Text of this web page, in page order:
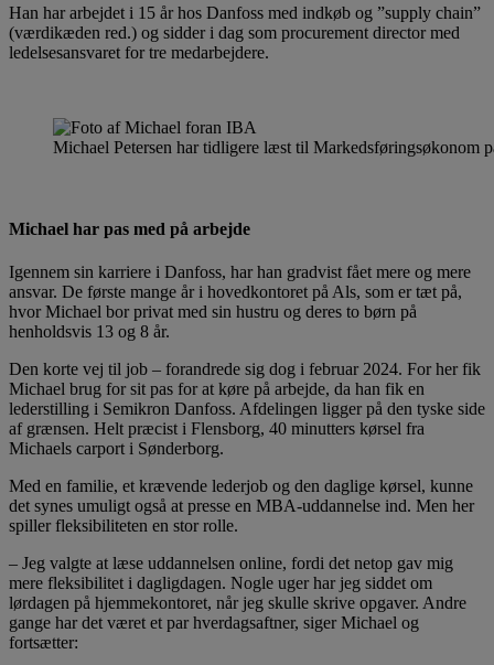
Han har arbejdet i 15 år hos Danfoss med indkøb og ”supply chain”
(værdikæden red.) og sidder i dag som procurement director med
ledelsesansvaret for tre medarbejdere.
Michael Petersen har tidligere læst til Markedsføringsøkonom
Michael har pas med på arbejde
Igennem sin karriere i Danfoss, har han gradvist fået mere og mere
ansvar. De første mange år i hovedkontoret på Als, som er tæt på,
hvor Michael bor privat med sin hustru og deres to børn på
henholdsvis 13 og 8 år.
Den korte vej til job – forandrede sig dog i februar 2024. For her fik
Michael brug for sit pas for at køre på arbejde, da han fik en
lederstilling i Semikron Danfoss. Afdelingen ligger på den tyske side
af grænsen. Helt præcist i Flensborg, 40 minutters kørsel fra
Michaels carport i Sønderborg.
Med en familie, et krævende lederjob og den daglige kørsel, kunne
det synes umuligt også at presse en MBA-uddannelse ind. Men her
spiller fleksibiliteten en stor rolle.
– Jeg valgte at læse uddannelsen online, fordi det netop gav mig
mere fleksibilitet i dagligdagen. Nogle uger har jeg siddet om
lørdagen på hjemmekontoret, når jeg skulle skrive opgaver. Andre
gange har det været et par hverdagsaftner, siger Michael og
fortsætter: